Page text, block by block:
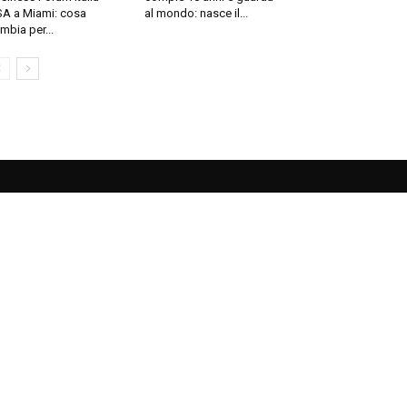
a Miami: cosa
per...
al mondo: nasce il...